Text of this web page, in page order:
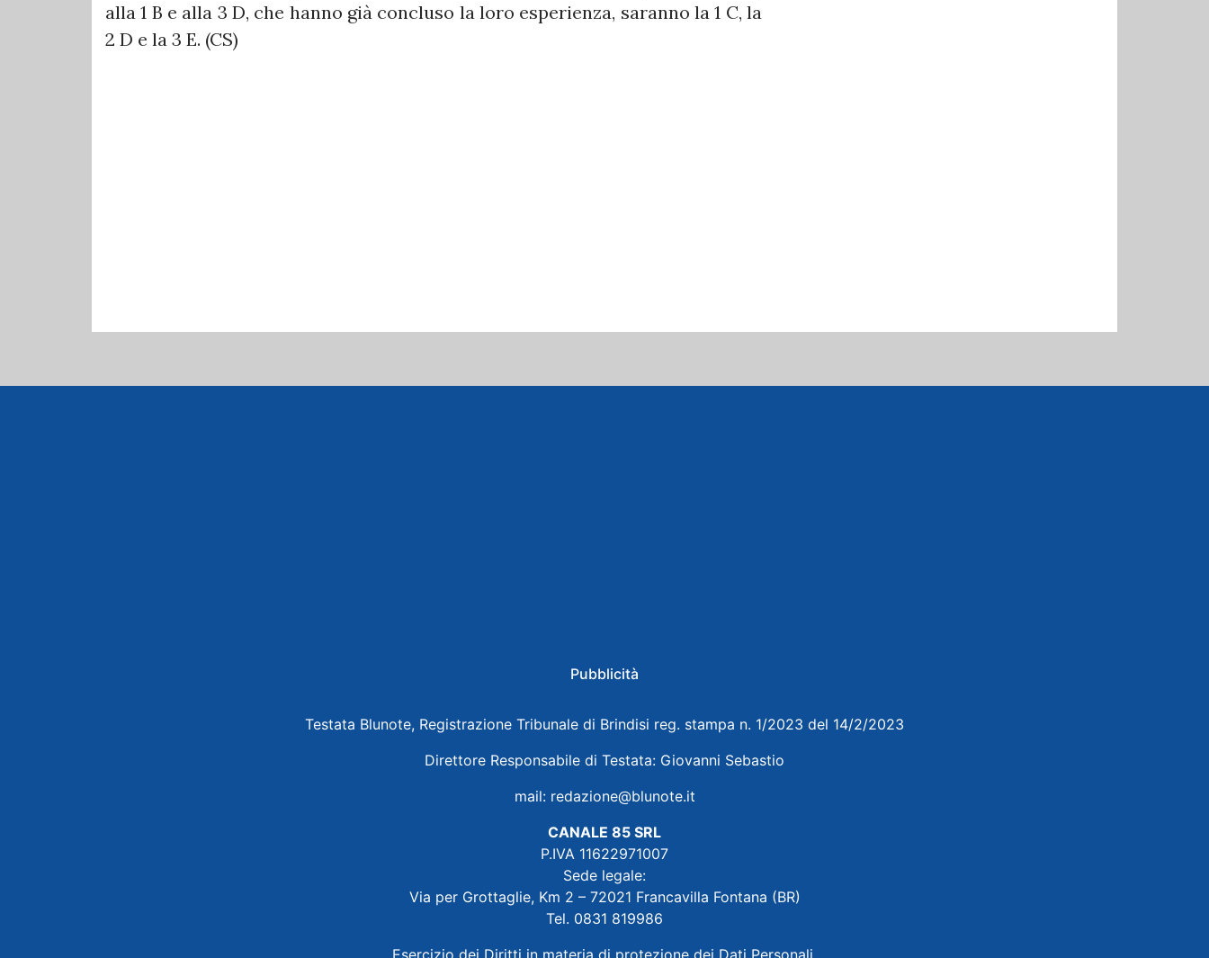
alla 1 B e alla 3 D, che hanno già concluso la loro esperienza, saranno la 1 C, la
2 D e la 3 E. (CS)
Pubblicità
Testata Blunote, Registrazione Tribunale di Brindisi reg. stampa n. 1/2023 del 14/2/2023
Direttore Responsabile di Testata: Giovanni Sebastio
mail: redazione@blunote.it
CANALE 85 SRL
P.IVA 11622971007
Sede legale:
Via per Grottaglie, Km 2 – 72021 Francavilla Fontana (BR)
Tel. 0831 819986
Esercizio dei Diritti in materia di protezione dei Dati Personali